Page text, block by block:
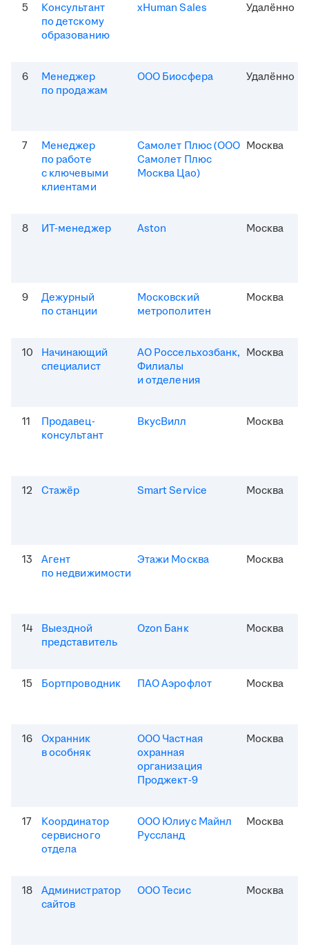
5
Консультант
по детскому
образованию
xHuman Sales Удалённо
6
Менеджер
по продажам
ООО Биосфера Удалённо
7
Менеджер
по работе
с ключевыми
клиентами
Самолет Плюс (ООО
Самолет Плюс
Москва Цао)
Москва
8 ИТ-менеджер Aston Москва
9
Дежурный
по станции
Московский
метрополитен
Москва
10
Начинающий
специалист
АО Россельхозбанк,
Филиалы
и отделения
Москва
11
Продавец-
консультант
ВкусВилл Москва
12 Стажёр Smart Service Москва
13
Агент
по недвижимости
Этажи Москва Москва
14
Выездной
представитель
Ozon Банк Москва
15 Бортпроводник ПАО Аэрофлот Москва
16
Охранник
в особняк
ООО Частная
охранная
организация
Проджект-9
Москва
17
Координатор
сервисного
отдела
ООО Юлиус Майнл
Руссланд
Москва
18
Администратор
сайтов
ООО Тесис Москва